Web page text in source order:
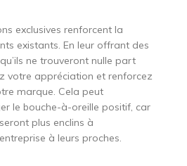
exclusives renforcent la
existants. En leur offrant des
ne trouveront nulle part
votre appréciation et renforcez
marque. Cela peut
le bouche-à-oreille positif, car
plus enclins à
à leurs proches.